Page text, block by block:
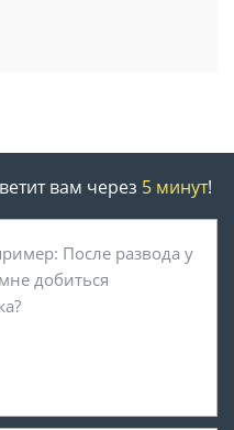
вам через 5 минут!